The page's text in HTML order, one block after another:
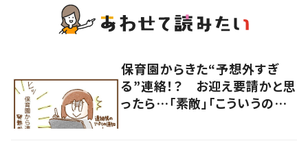
保育園からきた“予想外すぎ
る”連絡！？ お迎え要請かと思
ったら…「素敵」「こういうの嬉